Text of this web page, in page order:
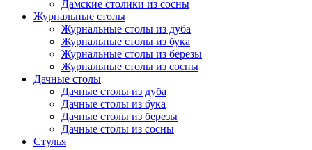
Дамские столики из сосны
Журнальные столы
Журнальные столы из дуба
Журнальные столы из бука
Журнальные столы из березы
Журнальные столы из сосны
Дачные столы
Дачные столы из дуба
Дачные столы из бука
Дачные столы из березы
Дачные столы из сосны
Стулья